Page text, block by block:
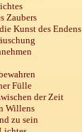
Zaubers
Kunst des Endens
Fülle
der Zeit
Willens
zu sein